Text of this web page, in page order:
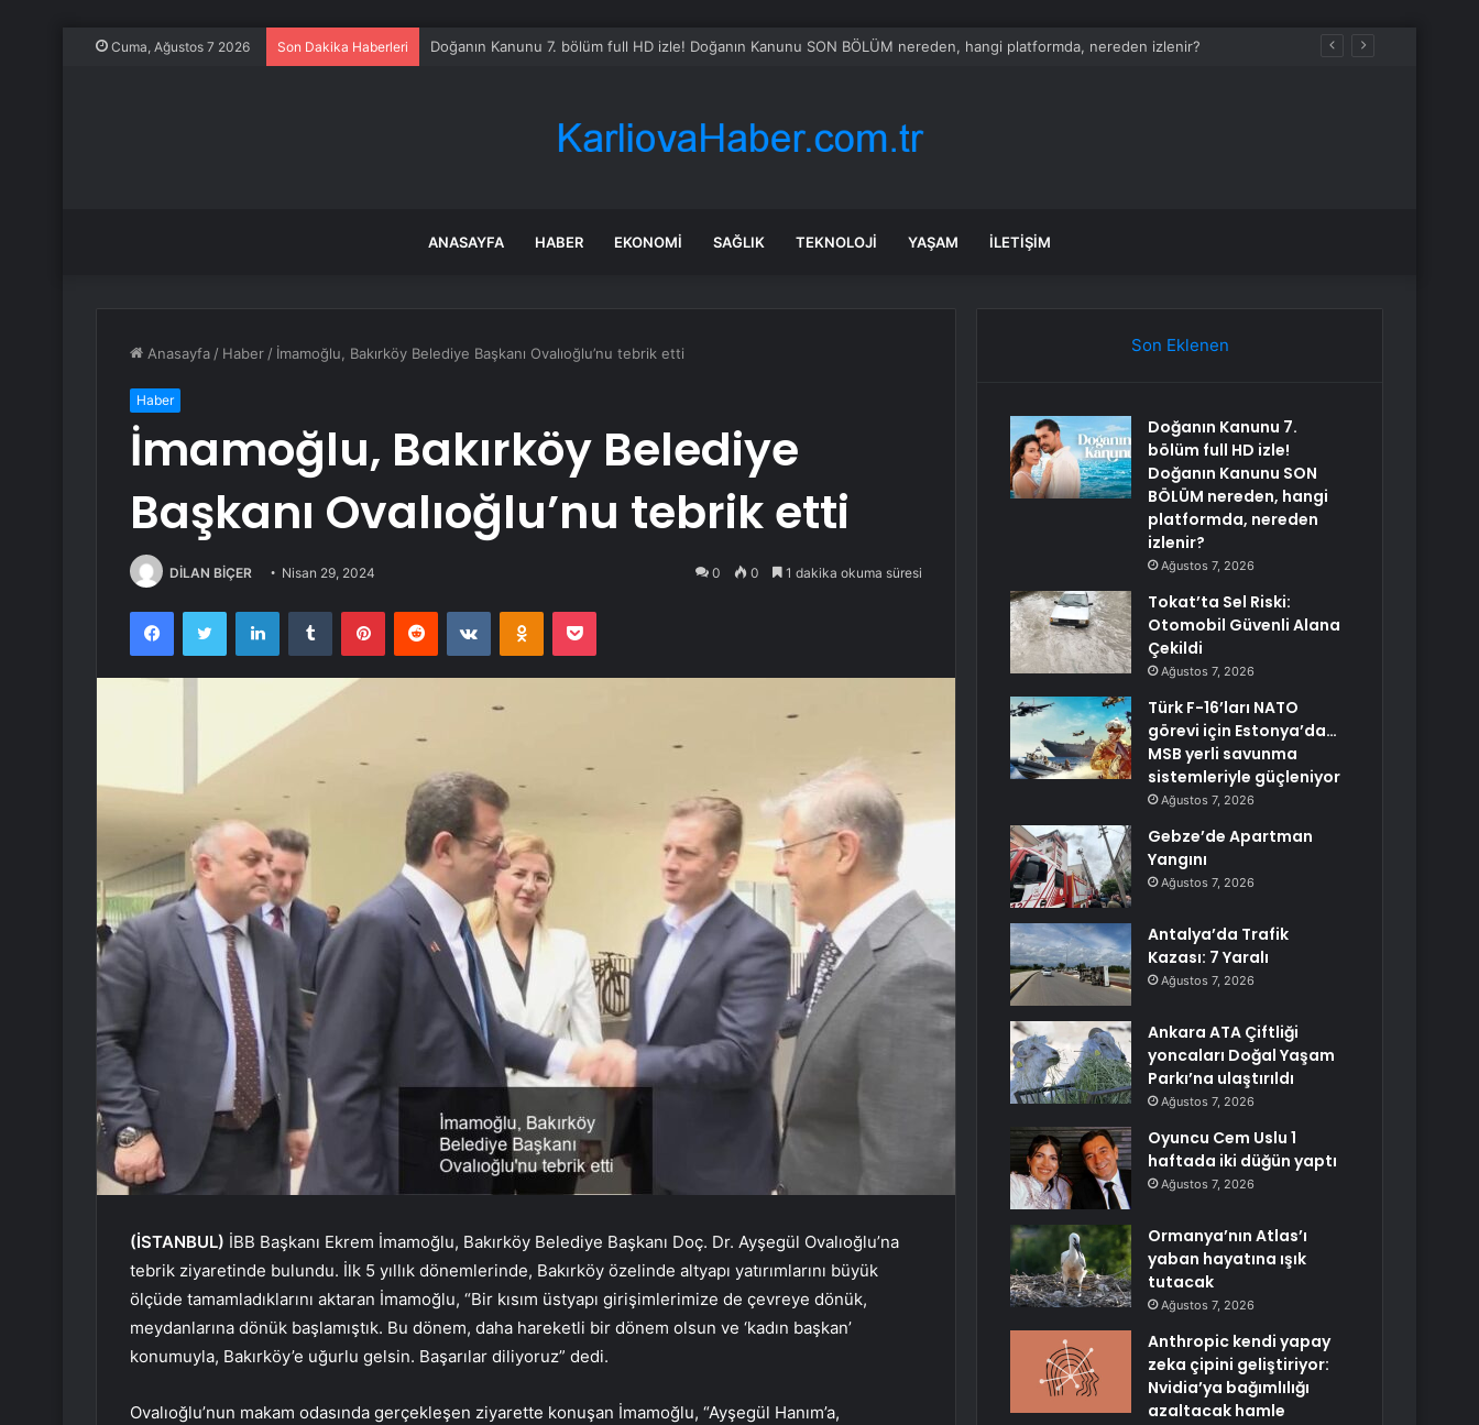
Cuma, Ağustos 7 2026 Son Dakika Haberleri Doğanın Kanunu 7. bölüm full HD izle! Doğanın Kanunu SON BÖLÜM nereden, hangi platformda, nereden izlenir?
ANASAYFA HABER EKONOMI SAĞLIK TEKNOLOJI YAŞAM İLETIŞIM
Anasayfa / Haber / İmamoğlu, Bakırköy Belediye Başkanı Ovalıoğlu’nu tebrik etti
Haber
İmamoğlu, Bakırköy Belediye
Başkanı Ovalıoğlu’nu tebrik etti
DİLAN BİÇER Nisan 29, 2024 0 0 1 dakika okuma süresi
FacebookTwitter LinkedInTumblr PinterestReddit VKontakteOdnoklassniki
Pocket
(İSTANBUL) İBB Başkanı Ekrem İmamoğlu, Bakırköy Belediye Başkanı Doç. Dr. Ayşegül Ovalıoğlu’na
tebrik ziyaretinde bulundu. İlk 5 yıllık dönemlerinde, Bakırköy özelinde altyapı yatırımlarını büyük
ölçüde tamamladıklarını aktaran İmamoğlu, “Bir kısım üstyapı girişimlerimize de çevreye dönük,
meydanlarına dönük başlamıştık. Bu dönem, daha hareketli bir dönem olsun ve ‘kadın başkan’
konumuyla, Bakırköy’e uğurlu gelsin. Başarılar diliyoruz” dedi.
Ovalıoğlu’nun makam odasında gerçekleşen ziyarette konuşan İmamoğlu, “Ayşegül Hanım’a,
Son Eklenen
Doğanın Kanunu 7.
bölüm full HD izle!
Doğanın Kanunu SON
BÖLÜM nereden, hangi
platformda, nereden
izlenir?
Ağustos 7, 2026
Tokat’ta Sel Riski:
Otomobil Güvenli Alana
Çekildi
Ağustos 7, 2026
Türk F-16’ları NATO
görevi için Estonya’da…
MSB yerli savunma
sistemleriyle güçleniyor
Ağustos 7, 2026
Gebze’de Apartman
Yangını
Ağustos 7, 2026
Antalya’da Trafik
Kazası: 7 Yaralı
Ağustos 7, 2026
Ankara ATA Çiftliği
yoncaları Doğal Yaşam
Parkı’na ulaştırıldı
Ağustos 7, 2026
Oyuncu Cem Uslu 1
haftada iki düğün yaptı
Ağustos 7, 2026
Ormanya’nın Atlas’ı
yaban hayatına ışık
tutacak
Ağustos 7, 2026
Anthropic kendi yapay
zeka çipini geliştiriyor:
Nvidia’ya bağımlılığı
azaltacak hamle